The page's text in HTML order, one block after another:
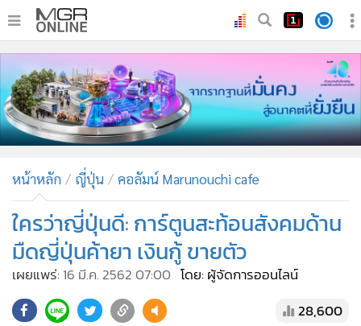
• ทันเหตุการณ์
• ภาคใต้
• ภูมิภาค
• บันเทิง
•
ผู้จัดการรายวัน
• คอลัมนิสต์
• ละคร
• Cyber BIZ
หน้าหลัก ญี่ปุ่น คอลัมน์ Marunouchi cafe
ใครว่าญี่ปุ่นดี: การ์ตูนสะท้อนสังคมด้าน
มืดญี่ปุ่นค้ายา เงินกู้ ขายตัว
เผยแพร่: 16 มี.ค. 2562 07:00 โดย: ผู้จัดการออนไลน์
28,600